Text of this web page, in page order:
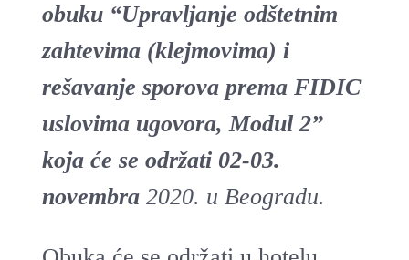
obuku “Upravljanje odštetnim
zahtevima (klejmovima) i
rešavanje sporova prema FIDIC
uslovima ugovora, Modul 2”
koja će se održati 02-03.
novembra 2020. u Beogradu.